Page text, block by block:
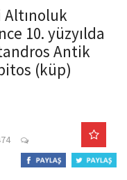
10. yüzyılda
Antik
(küp)